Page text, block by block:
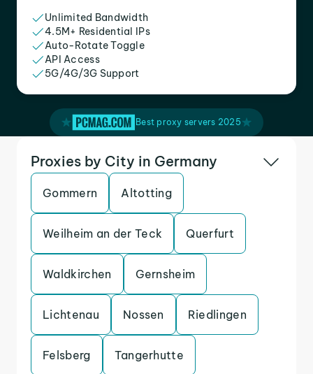
Unlimited Bandwidth
4.5M+ Residential IPs
Auto-Rotate Toggle
API Access
5G/4G/3G Support
Best proxy servers 2025
Proxies by City in Germany
Gommern Altotting
Weilheim an der Teck Querfurt
Waldkirchen Gernsheim
Lichtenau Nossen Riedlingen
Felsberg Tangerhutte